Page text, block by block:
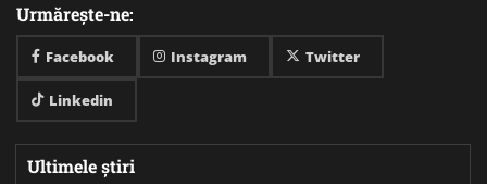
Urmărește-ne:
Facebook Instagram Twitter
Linkedin
Ultimele știri